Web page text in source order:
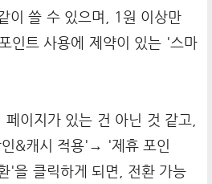
이 쓸 수 있으며, 1원 이상만
인트 사용에 제약이 있는 '스마
이지가 있는 건 아닌 것 같고,
&캐시 적용'→ '제휴 포인
'을 클릭하게 되면, 전환 가능